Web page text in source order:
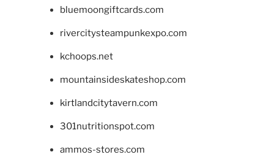
bluemoongiftcards.com
rivercitysteampunkexpo.com
kchoops.net
mountainsideskateshop.com
kirtlandcitytavern.com
301nutritionspot.com
ammos-stores.com